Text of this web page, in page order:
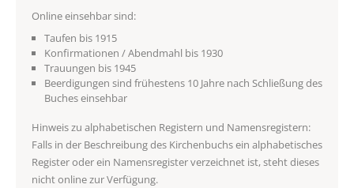
Online einsehbar sind:
Taufen bis 1915
Konfirmationen / Abendmahl bis 1930
Trauungen bis 1945
Beerdigungen sind frühestens 10 Jahre nach Schließung des
Buches einsehbar
Hinweis zu alphabetischen Registern und Namensregistern:
Falls in der Beschreibung des Kirchenbuchs ein alphabetisches
Register oder ein Namensregister verzeichnet ist, steht dieses
nicht online zur Verfügung.